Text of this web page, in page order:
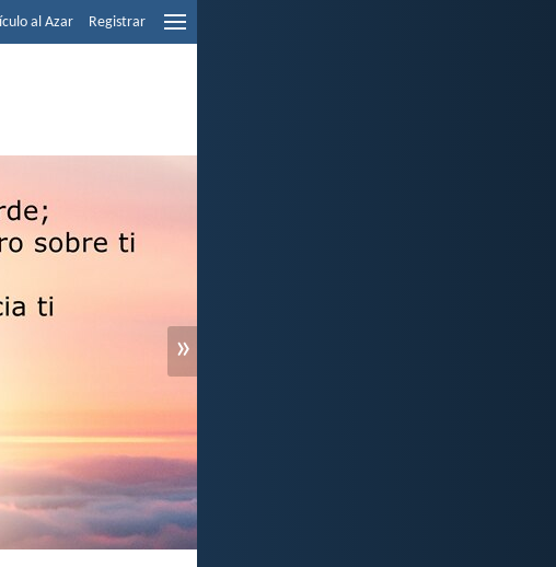
al Azar Registrar
»